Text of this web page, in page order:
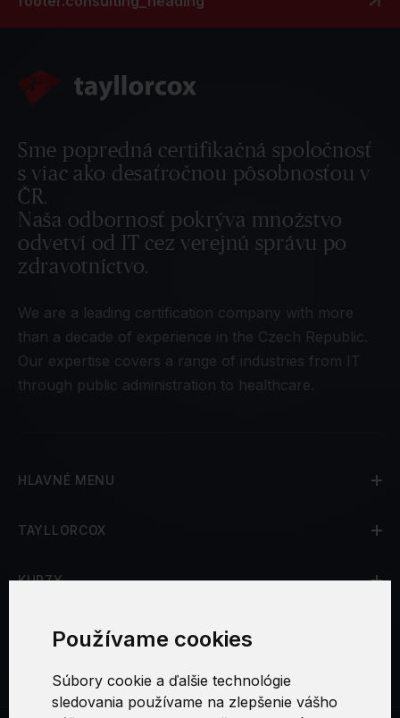
Používame cookies
Súbory cookie a ďalšie technológie
sledovania používame na zlepšenie vášho
Sme popredná certifikačná spoločnosť
s viac ako desaťročnou pôsobnosťou v
ČR.
Naša odbornosť pokrýva množstvo
odvetví od IT cez verejnú správu po
zdravotníctvo.
We are a leading certification company with more
than a decade of experience in the Czech Republic.
Our expertise covers a range of industries from IT
through public administration to healthcare.
HLAVNÉ MENU
TAYLLORCOX
KURZY
CERTIFIKÁCIE